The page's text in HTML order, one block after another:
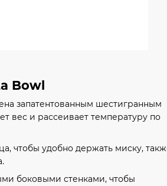
Bowl
запатентованным шестигранным
вес и рассеивает температуру по
чтобы удобно держать миску,
боковыми стенками, чтобы